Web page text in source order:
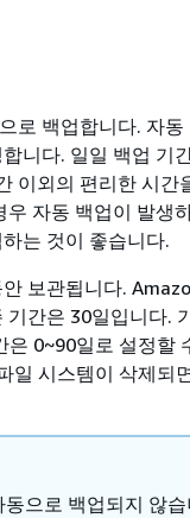
로 백업합니다. 자동
니다. 일일 백업 기
이외의 편리한 시간
자동 백업이 발생
는 것이 좋습니다.
보관됩니다.
간은 30일입니다.
은 0~90일로 설정할
일 시스템이 삭제되
으로 백업되지 않